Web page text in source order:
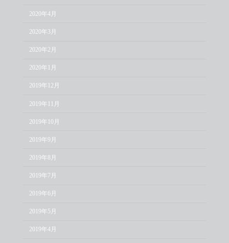
2020年4月
2020年3月
2020年2月
2020年1月
2019年12月
2019年11月
2019年10月
2019年9月
2019年8月
2019年7月
2019年6月
2019年5月
2019年4月